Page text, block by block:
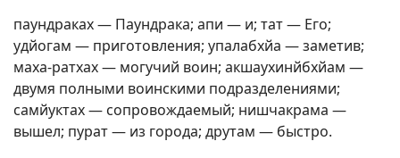
паундраках — Паундрака; апи — и; тат — Его;
удйогам — приготовления; упалабхйа — заметив;
маха-ратхах — могучий воин; акшаухинйбхйам —
двумя полными воинскими подразделениями;
самйуктах — сопровождаемый; нишчакрама —
вышел; пурат — из города; друтам — быстро.